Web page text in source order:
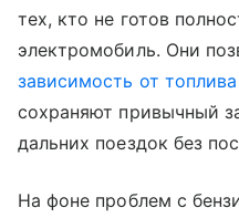
тех, кто не готов
электромобиль. Они
зависимость от топлива
сохраняют привычный
дальних поездок без
На фоне проблем с